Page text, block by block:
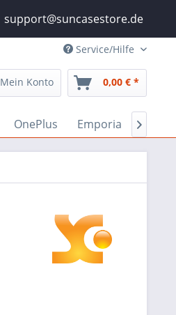
support@suncasestore.de
Service/Hilfe
Mein Konto 0,00 € *
OnePlus Emporia 